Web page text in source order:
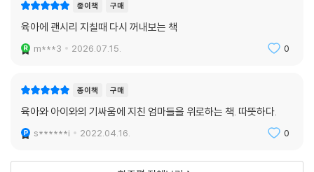
불안함과 예민함은 타고나는 기질이다. 특히 아이들은 아직 강한 불안을
견딜 힘이 부족하기 때문에 저자는 주변 사람들이 “괜찮아” “네가 걱정이
많이 되는구나”라면서 감정을 짚어주면 잠깐이라도 불안이 줄어들 수 있
다고 조언한다. 발달 초기에 아이의 불안에 대해 적절히 반응해주고, 다독
마음속의 불안을 들여다보면서 스스로 진정시키는 법을 배우기도 한다.
엄마 또한 아이의 불안감을 계기 삼아 자신의 불안을 자세히 들여다보는
것이 좋다. 서연씨는 결혼하고 두 아이를 키우면서는 지치고, 우울하고, 에
너지가 없었다. 은지가 불안해하면 ‘쟤는 왜 저러나, 무슨 문제가 있나’ 싶
종이책 구매
육아에 괜시리 지칠때 다시 꺼내보는 책
m***3 2026.07.15. 0
종이책 구매
육아와 아이와의 기싸움에 지친 엄마들을 위로하는 책. 따뜻하다.
s******i 2022.04.16. 0